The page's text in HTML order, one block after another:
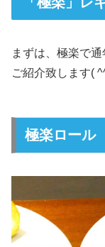
まずは、極楽で
ご紹介致します(
極楽ロール